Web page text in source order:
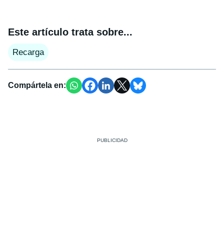
Este artículo trata sobre...
Recarga
Compártela en: